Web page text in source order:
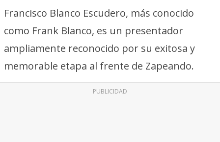
Francisco Blanco Escudero, más conocido
como Frank Blanco, es un presentador
ampliamente reconocido por su exitosa y
memorable etapa al frente de Zapeando.
PUBLICIDAD